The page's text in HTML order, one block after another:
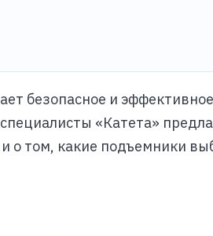
безопасное и
«Катета»
о том, какие подъемники